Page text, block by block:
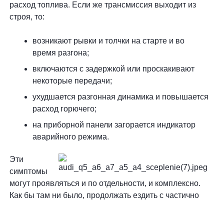
расход топлива. Если же трансмиссия выходит из
строя, то:
возникают рывки и толчки на старте и во
время разгона;
включаются с задержкой или проскакивают
некоторые передачи;
ухудшается разгонная динамика и повышается
расход горючего;
на приборной панели загорается индикатор
аварийного режима.
Эти
симптомы
могут проявляться и по отдельности, и комплексно.
Как бы там ни было, продолжать ездить с частично